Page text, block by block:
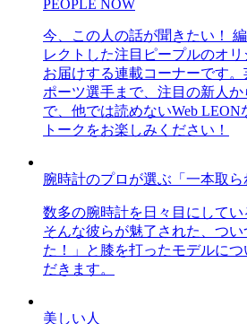
PEOPLE NOW
今、この人の話が聞きたい！
レクトした注目ピープルのオ
お届けする連載コーナーです
ポーツ選手まで、注目の新人か
で、他では読めないWeb
トークをお楽しみください！
腕時計のプロが選ぶ「一本取ら
数多の腕時計を日々目にしてい
そんな彼らが魅了された、つ
た！」と膝を打ったモデルに
だきます。
美しい人